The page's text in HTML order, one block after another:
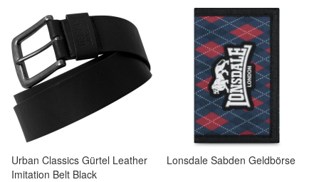
Urban Classics Gürtel Leather
Imitation Belt Black
Lonsdale Sabden Geldbörse